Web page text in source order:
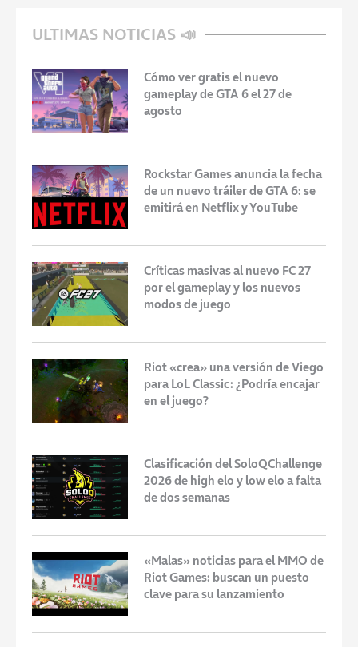
ULTIMAS NOTICIAS 📣
Cómo ver gratis el nuevo
gameplay de GTA 6 el 27 de
agosto
Rockstar Games anuncia la fecha
de un nuevo tráiler de GTA 6: se
emitirá en Netflix y YouTube
Críticas masivas al nuevo FC 27
por el gameplay y los nuevos
modos de juego
Riot «crea» una versión de Viego
para LoL Classic: ¿Podría encajar
en el juego?
Clasificación del SoloQChallenge
2026 de high elo y low elo a falta
de dos semanas
«Malas» noticias para el MMO de
Riot Games: buscan un puesto
clave para su lanzamiento